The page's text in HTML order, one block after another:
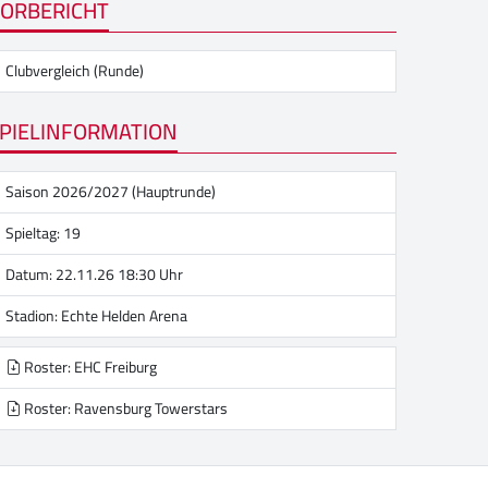
Clubvergleich (Runde)
Saison 2026/2027 (Hauptrunde)
Spieltag: 19
Datum: 22.11.26 18:30 Uhr
Stadion:Echte Helden Arena
Roster: EHC Freiburg
Roster: Ravensburg Towerstars